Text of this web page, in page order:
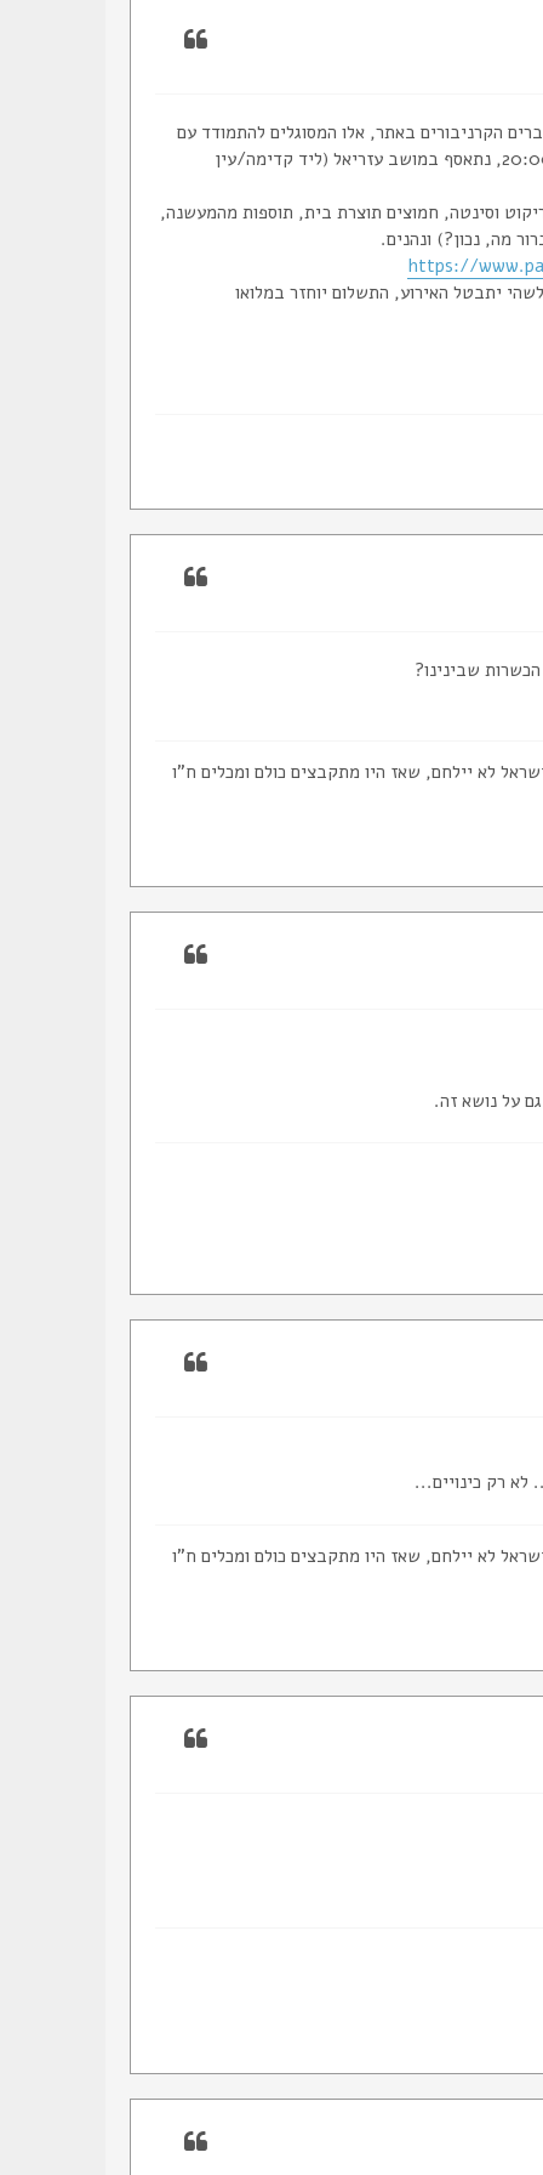
הקרניבורים באתר, אלו המסוגלים להתמודד עם
מ-Taste From The West, ביום חמישי, ה-20.4 בשעה 20:00, נתאסף במושב עזריאל (ליד קדימה/עין
וסינטה, חמוצים תוצרת בית, תוספות מהמעשנה,
מה, נכון?) ונהנים.
https://
30 משתתפים, או עד ליום ב' ה-18.4. (אם מסיבה כלשהי יתבטל האירוע, התשלום יוחזר במלואו
שבינינו?
לא יילחם, שאז היו מתקבצים כולם ומכלים ח"ו
על נושא זה.
לא רק כינויים...
לא יילחם, שאז היו מתקבצים כולם ומכלים ח"ו